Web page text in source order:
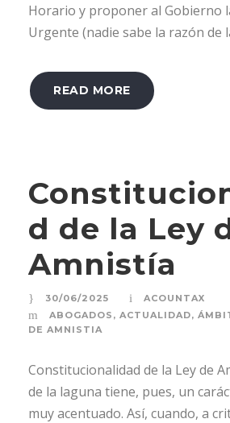
Horario y proponer al Gobierno
Urgente (nadie sabe la razón de
READ MORE
d de la Ley
Amnistía
30/06/2025
ACOUNTAX
ABOGADOS , ACTUALIDAD,
DE AMNISTIA
Constitucionalidad de la Ley de
de la laguna tiene, pues, un
muy acentuado. Así, cuando, a